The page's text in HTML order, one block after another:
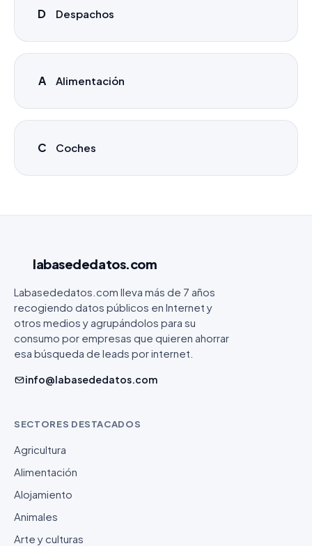
D Despachos
A Alimentación
C Coches
labasededatos.com
Labasededatos.com lleva más de 7 años
recogiendo datos públicos en Internet y
otros medios y agrupándolos para su
consumo por empresas que quieren ahorrar
esa búsqueda de leads por internet.
info@labasededatos.com
SECTORES DESTACADOS
Agricultura
Alimentación
Alojamiento
Animales
Arte y culturas